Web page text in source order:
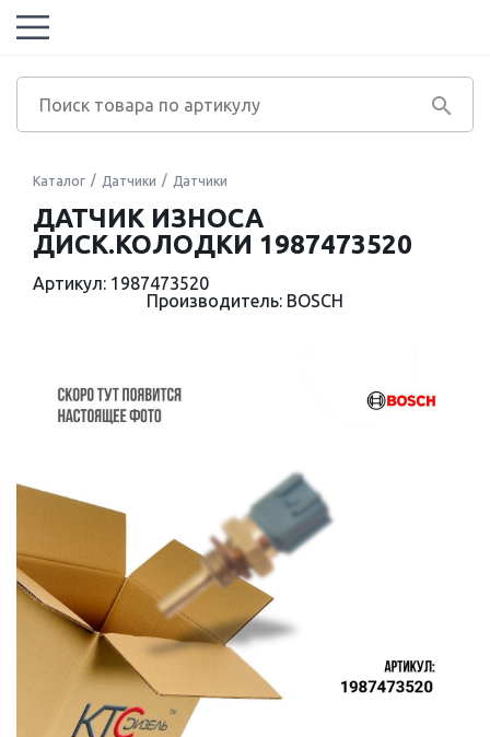
Каталог Датчики Датчики
ДАТЧИК ИЗНОСА
ДИСК.КОЛОДКИ 1987473520
Артикул: 1987473520
Производитель: BOSCH